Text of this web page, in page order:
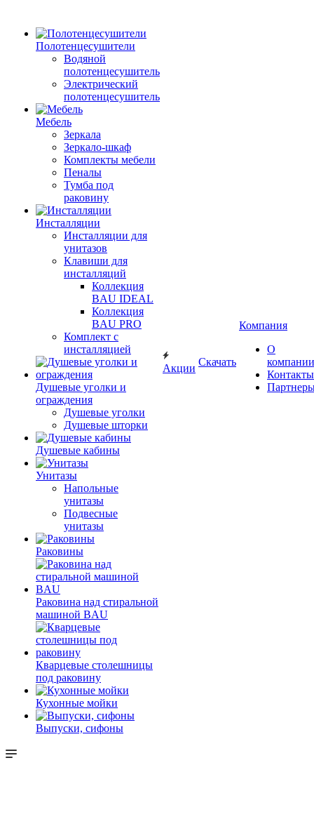
Полотенцесушители
Водяной
полотенцесушитель
Электрический
полотенцесушитель
Мебель
Зеркала
Зеркало-шкаф
Комплекты мебели
Пеналы
Тумба под
раковину
Инсталляции
Инсталляции для
унитазов
Клавиши для
инсталляций
Коллекция
BAU IDEAL
Коллекция
BAU PRO
Комплект с
инсталляцией
Душевые уголки и
ограждения
Душевые уголки
Душевые шторки
Душевые кабины
Унитазы
Напольные
унитазы
Подвесные
унитазы
Раковины
Раковина над стиральной
машиной BAU
Кварцевые столешницы
под раковину
Кухонные мойки
Выпуски, сифоны
Акции
Скачать
Компания
О
компании
Контакты